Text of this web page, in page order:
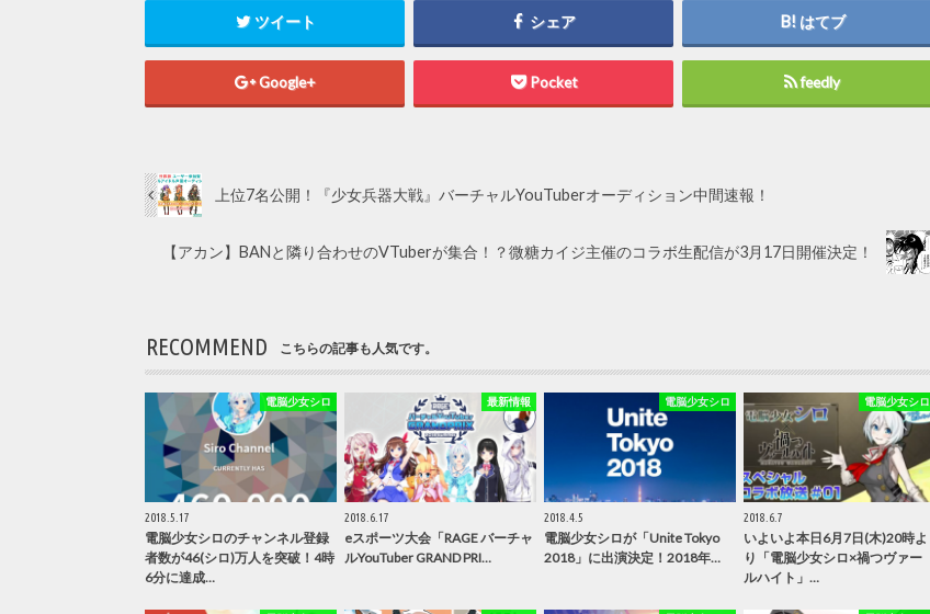
ツイート シェア はてブ
Google+ Pocket feedly
上位7名公開！『少女兵器大戦』バーチャルYouTuberオーディション中間速報！
【アカン】BANと隣り合わせのVTuberが集合！？微糖カイジ主催のコラボ生配信が3月17日開催決定！
RECOMMEND こちらの記事も人気です。
電脳少女シロ
2018.5.17
電脳少女シロのチャンネル登録
者数が46(シロ)万人を突破！4時
6分に達成…
最新情報
2018.6.17
eスポーツ大会「RAGE バーチャ
ルYouTuber GRAND PRI…
電脳少女シロ
2018.4.5
電脳少女シロが「Unite Tokyo
2018」に出演決定！2018年…
電脳少女シロ
2018.6.7
いよいよ本日6月7日(木)20時よ
り「電脳少女シロ×禍つヴァー
ルハイト」…